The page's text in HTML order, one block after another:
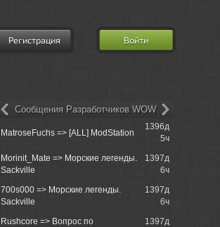
Регистрация Войти
MatroseFuchs => [ALL] ModStation
1396д
5ч
Morinit_Mate => Морские легенды.
Sackville
1397д
6ч
700s000 => Морские легенды.
Sackville
1397д
6ч
Rushcore => Вопрос по
1397д
Сообщения Разработчиков WOW